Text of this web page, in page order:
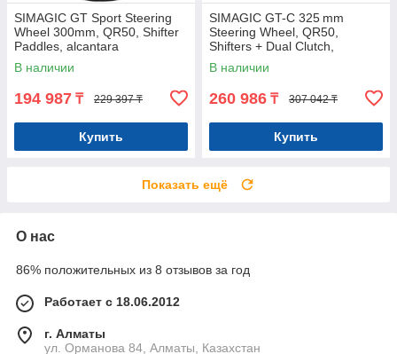
SIMAGIC GT Sport Steering
Wheel 300mm, QR50, Shifter
Paddles, alcantara
В наличии
194 987 ₸ 229 397 ₸
Купить
SIMAGIC GT-C 325 mm
Steering Wheel, QR50,
Shifters + Dual Clutch,
alcantara
В наличии
260 986 ₸ 307 042 ₸
Купить
Показать ещё
О нас
86% положительных из 8 отзывов за год
Работает с 18.06.2012
г. Алматы
ул. Орманова 84, Алматы, Казахстан